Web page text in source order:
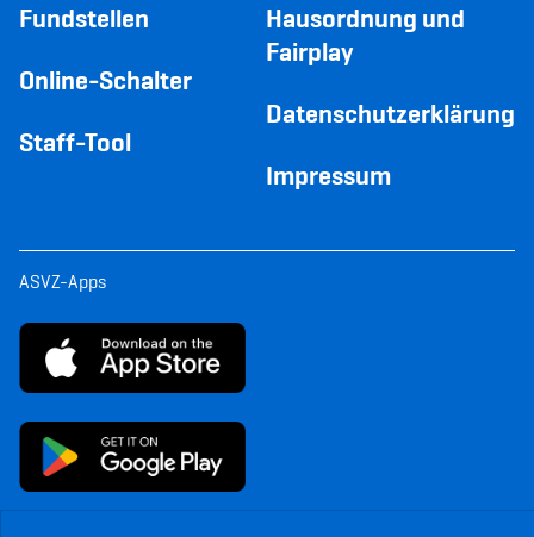
Fundstellen
Online-Schalter
Staff-Tool
Hausordnung und
Fairplay
Datenschutzerklärung
Impressum
ASVZ-Apps